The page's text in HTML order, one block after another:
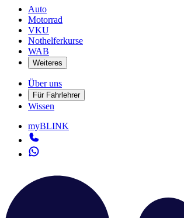
Auto
Motorrad
VKU
Nothelferkurse
WAB
Weiteres
Über uns
Für Fahrlehrer
Wissen
myBLINK